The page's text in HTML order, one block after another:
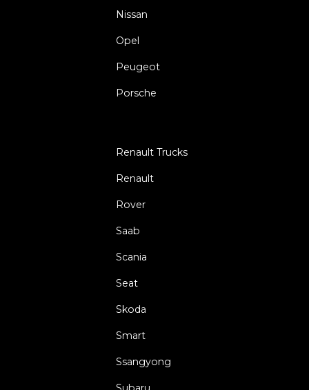
Nissan
Opel
Peugeot
Porsche
Renault Trucks
Renault
Rover
Saab
Scania
Seat
Skoda
Smart
Ssangyong